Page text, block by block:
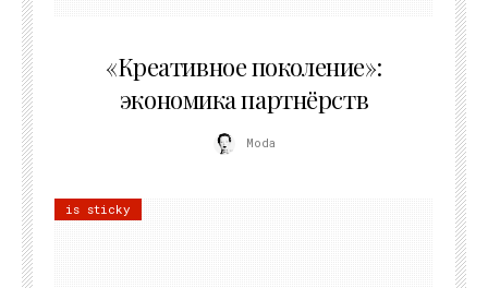
«Креативное поколение»:
экономика партнёрств
Moda
is sticky